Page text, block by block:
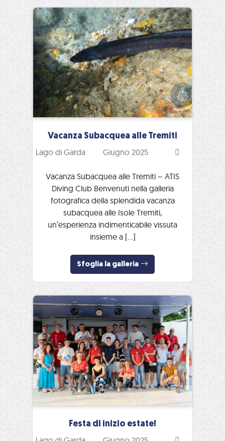
Vacanza Subacquea alle Tremiti
Lago di Garda Giugno 2025
Vacanza Subacquea alle Tremiti – ATIS
Diving Club Benvenuti nella galleria
fotografica della splendida vacanza
subacquea alle Isole Tremiti,
un’esperienza indimenticabile vissuta
insieme a […]
Sfoglia la galleria
Festa di inizio estate!